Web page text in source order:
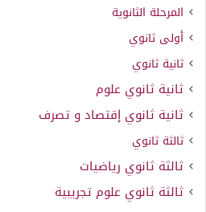
المرحلة الثانوية
أولى ثانوي
ثانية ثانوي
ثانية ثانوي علوم
ثانية ثانوي إقتصاد و تصرف
ثالثة ثانوي
ثالثة ثانوي رياضيات
ثالثة ثانوي علوم تجريبية